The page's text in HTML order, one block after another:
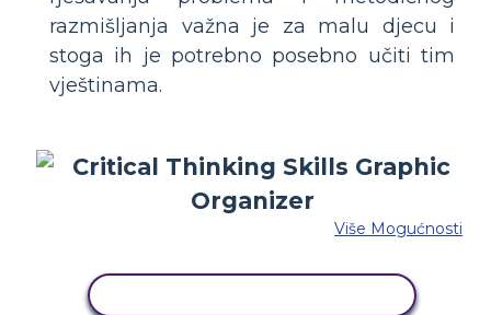
razmišljanja važna je za malu djecu i
stoga ih je potrebno posebno učiti tim
vještinama.
Više Mogućnosti